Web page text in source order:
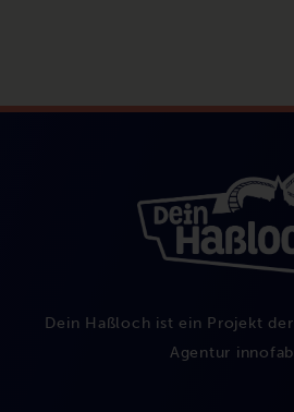
Dein Haßloch ist ein Projekt
Agentur